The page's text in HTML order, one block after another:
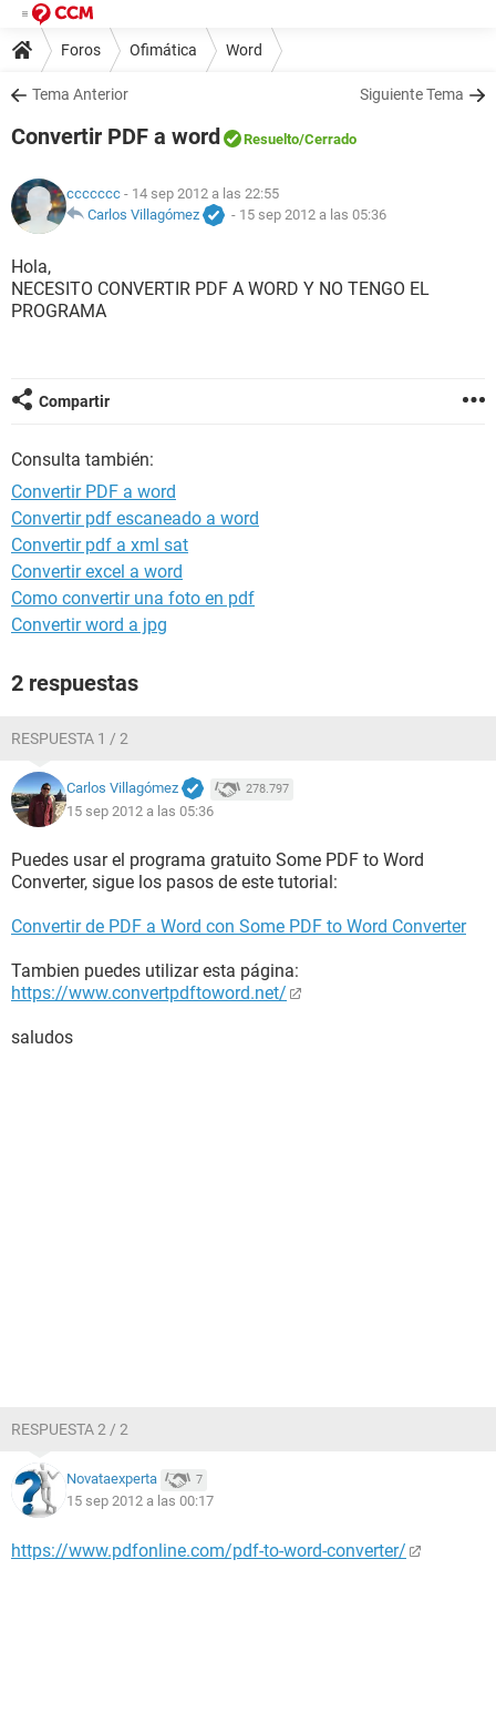
Foros Ofimática Word
Tema Anterior Siguiente Tema
Convertir PDF a word Resuelto/Cerrado
ccccccc - 14 sep 2012 a las 22:55
Carlos Villagómez
- 15 sep 2012 a las 05:36
Hola,
NECESITO CONVERTIR PDF A WORD Y NO TENGO EL
PROGRAMA
Compartir
Consulta también:
Convertir PDF a word
Convertir pdf escaneado a word
Convertir pdf a xml sat
Convertir excel a word
Como convertir una foto en pdf
Convertir word a jpg
2 respuestas
RESPUESTA 1 / 2
Carlos Villagómez 278.797
15 sep 2012 a las 05:36
Puedes usar el programa gratuito Some PDF to Word
Converter, sigue los pasos de este tutorial:
Convertir de PDF a Word con Some PDF to Word Converter
Tambien puedes utilizar esta página:
https://www.convertpdftoword.net/
saludos
RESPUESTA 2 / 2
Novataexperta 7
15 sep 2012 a las 00:17
https://www.pdfonline.com/pdf-to-word-converter/